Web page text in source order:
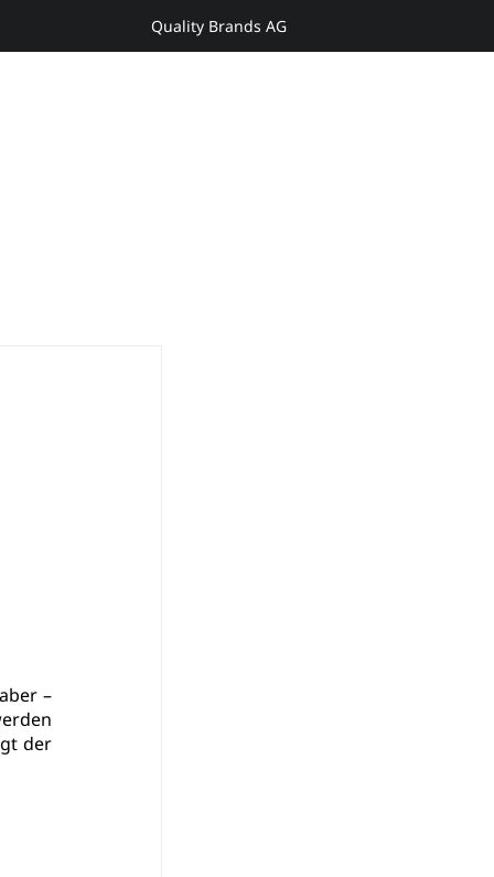
Quality Brands AG
–
der